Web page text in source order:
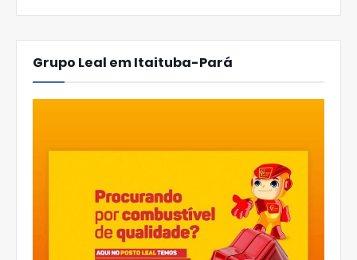
Grupo Leal em Itaituba-Pará